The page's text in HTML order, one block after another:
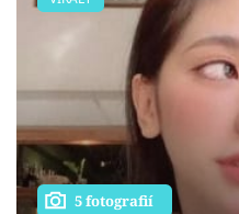
Showbyznys
Youtubeři
Virály
Sex a vztahy
5 fotografií